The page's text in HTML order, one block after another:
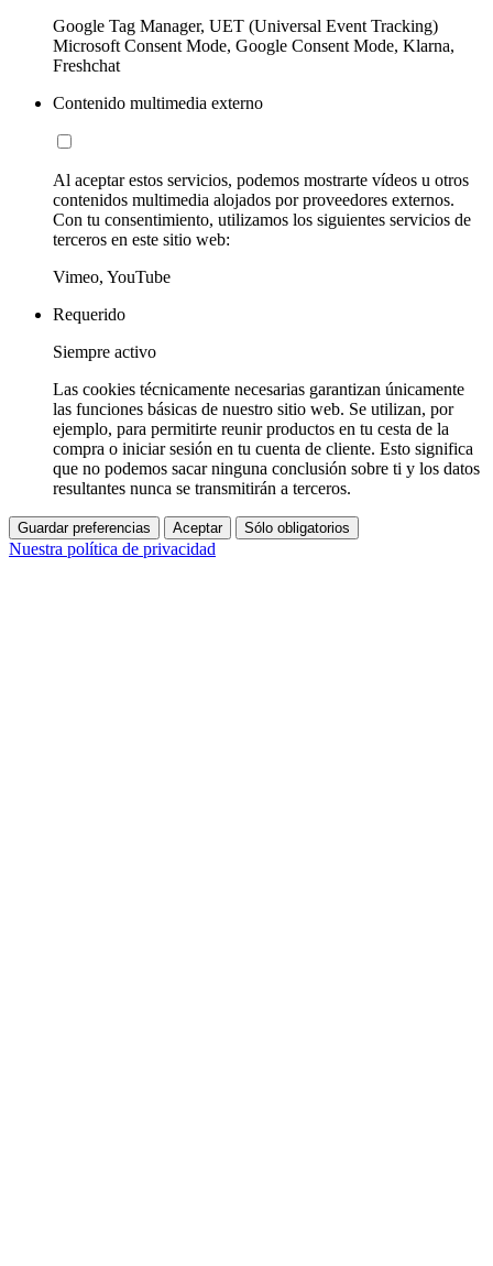
Google Tag Manager, UET (Universal Event Tracking)
Microsoft Consent Mode, Google Consent Mode, Klarna,
Freshchat
Contenido multimedia externo
Al aceptar estos servicios, podemos mostrarte vídeos u otros
contenidos multimedia alojados por proveedores externos.
Con tu consentimiento, utilizamos los siguientes servicios de
terceros en este sitio web:
Vimeo, YouTube
Requerido
Siempre activo
Las cookies técnicamente necesarias garantizan únicamente
las funciones básicas de nuestro sitio web. Se utilizan, por
ejemplo, para permitirte reunir productos en tu cesta de la
compra o iniciar sesión en tu cuenta de cliente. Esto significa
que no podemos sacar ninguna conclusión sobre ti y los datos
resultantes nunca se transmitirán a terceros.
Guardar preferencias Aceptar Sólo obligatorios
Nuestra política de privacidad